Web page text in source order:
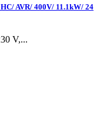
AVR/ 400V/ 11.1kW/ 24
V,...